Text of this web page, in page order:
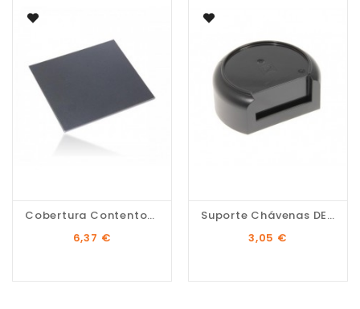
Cobertura Contentor De...
Preço
6,37 €
Suporte Chávenas DELONGHI
Preço
3,05 €